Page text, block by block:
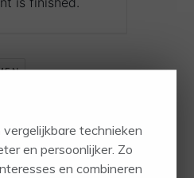
,
EVENEMENT
technieken
en persoonlijker. Zo
en combineren